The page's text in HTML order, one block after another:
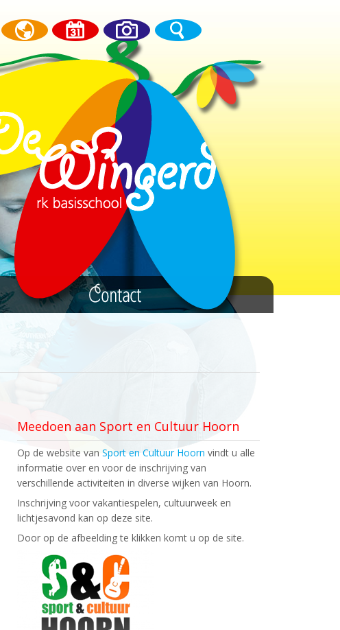
Meedoen aan Sport en Cultuur Hoorn
Op de website van Sport en Cultuur Hoorn vindt u alle
informatie over en voor de inschrijving van
verschillende activiteiten in diverse wijken van Hoorn.
Inschrijving voor vakantiespelen, cultuurweek en
lichtjesavond kan op deze site.
Door op de afbeelding te klikken komt u op de site.